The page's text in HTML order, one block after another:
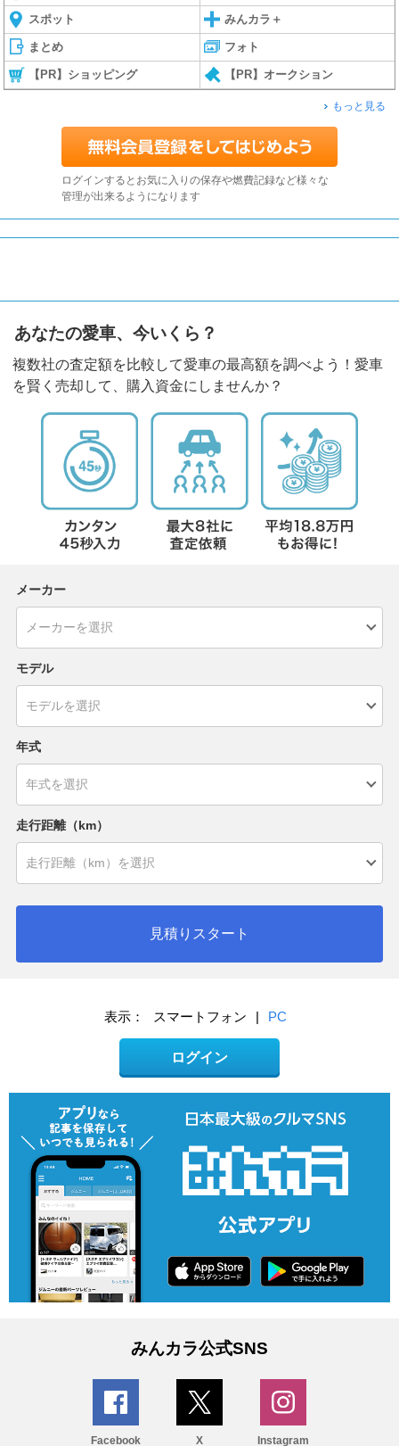
スポット みんカラ＋
まとめ フォト
【PR】ショッピング 【PR】オークション
もっと見る
ログインするとお気に入りの保存や燃費記録など様々な
管理が出来るようになります
あなたの愛車、今いくら？
複数社の査定額を比較して愛車の最高額を調べよう！愛車
を賢く売却して、購入資金にしませんか？
メーカー
モデル
年式
走行距離（km）
見積りスタート
表示： スマートフォン | PC
ログイン
みんカラ公式SNS
Facebook X Instagram